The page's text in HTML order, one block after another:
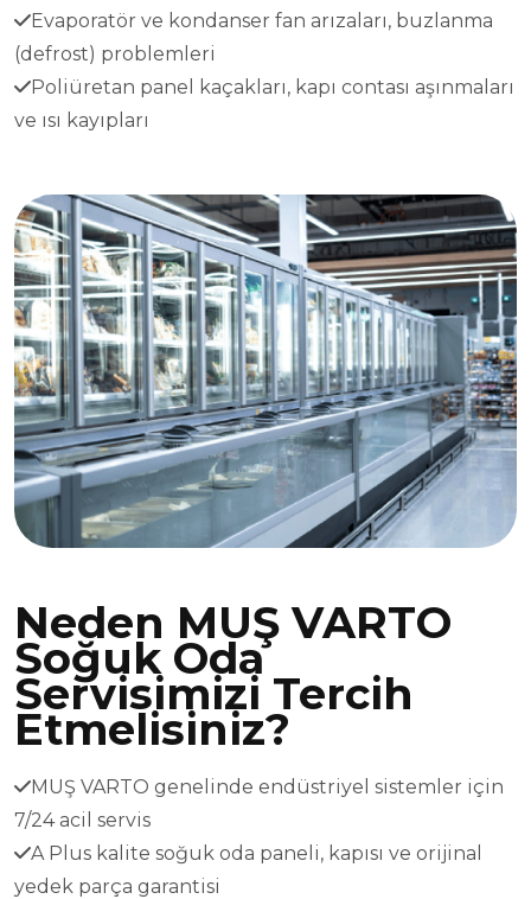
Evaporatör ve kondanser fan arızaları, buzlanma
(defrost) problemleri
Poliüretan panel kaçakları, kapı contası aşınmaları
ve ısı kayıpları
Neden MUŞ VARTO
Soğuk Oda
Servisimizi Tercih
Etmelisiniz?
MUŞ VARTO genelinde endüstriyel sistemler için
7/24 acil servis
A Plus kalite soğuk oda paneli, kapısı ve orijinal
yedek parça garantisi